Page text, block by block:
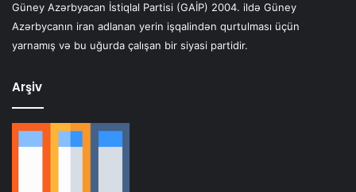
Güney Azərbyacan İstiqlal Partisi (GAİP) 2004. ildə Güney
Azərbycanın iran adlanan yerin işqalindən qurtulması üçün
yarnamış və bu uğurda çalışan bir siyasi partidir.
Arşiv